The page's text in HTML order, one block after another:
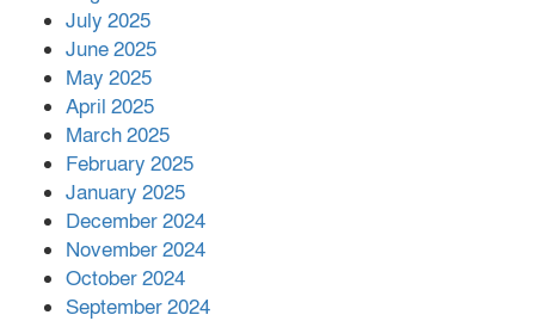
সহায়তা দিলেন সাচিং প্রু জেরী
July 2025
June 2025
May 2025
April 2025
March 2025
February 2025
January 2025
December 2024
November 2024
October 2024
September 2024